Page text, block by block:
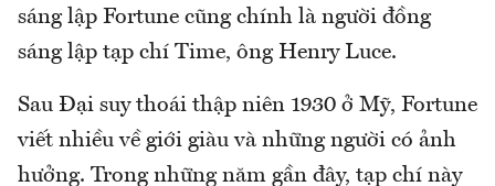
sáng lập Fortune cũng chính là người đồng
sáng lập tạp chí Time, ông Henry Luce.
Sau Đại suy thoái thập niên 1930 ở Mỹ, Fortune
viết nhiều về giới giàu và những người có ảnh
hưởng. Trong những năm gần đây, tạp chí này